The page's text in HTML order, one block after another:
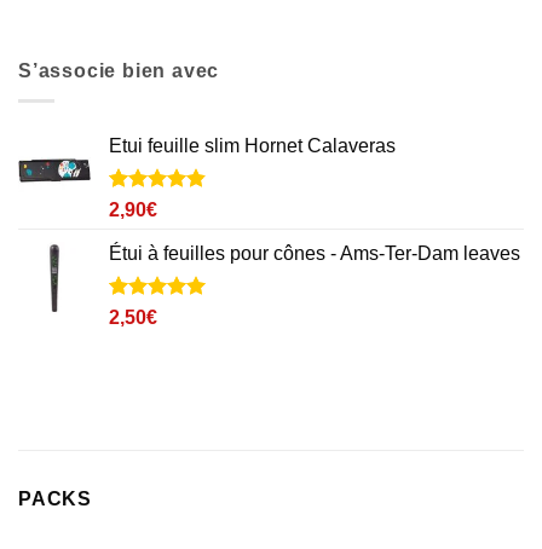
S’associe bien avec
Etui feuille slim Hornet Calaveras
Noté4.8
sur
8
notations
client
2,90€
Étui à feuilles pour cônes - Ams-Ter-Dam leaves
Noté5
1
2,50€
PACKS